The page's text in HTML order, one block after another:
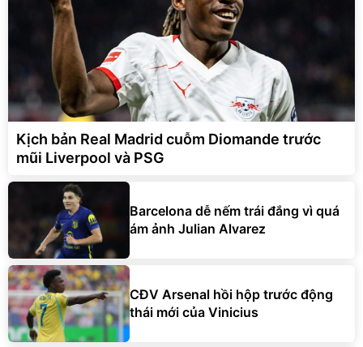
Kịch bản Real Madrid cuỗm Diomande trước
mũi Liverpool và PSG
Barcelona dễ nếm trái đắng vì quá
ám ảnh Julian Alvarez
CĐV Arsenal hồi hộp trước động
thái mới của Vinicius